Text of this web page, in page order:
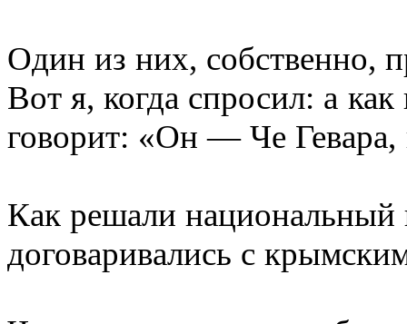
Один из них, собственно,
Вот я, когда спросил: а
говорит: «Он — Че Гевара,
Как решали
договаривались с